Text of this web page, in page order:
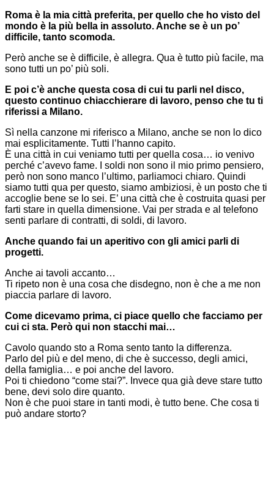
Roma è la mia città preferita, per quello che ho visto del
mondo è la più bella in assoluto. Anche se è un po’
difficile, tanto scomoda.
Però anche se è difficile, è allegra. Qua è tutto più facile, ma
sono tutti un po’ più soli.
E poi c’è anche questa cosa di cui tu parli nel disco,
questo continuo chiacchierare di lavoro, penso che tu ti
riferissi a Milano.
Sì nella canzone mi riferisco a Milano, anche se non lo dico
mai esplicitamente. Tutti l’hanno capito.
È una città in cui veniamo tutti per quella cosa… io venivo
perché c’avevo fame. I soldi non sono il mio primo pensiero,
però non sono manco l’ultimo, parliamoci chiaro. Quindi
siamo tutti qua per questo, siamo ambiziosi, è un posto che ti
accoglie bene se lo sei. E’ una città che è costruita quasi per
farti stare in quella dimensione. Vai per strada e al telefono
senti parlare di contratti, di soldi, di lavoro.
Anche quando fai un aperitivo con gli amici parli di
progetti.
Anche ai tavoli accanto…
Ti ripeto non è una cosa che disdegno, non è che a me non
piaccia parlare di lavoro.
Come dicevamo prima, ci piace quello che facciamo per
cui ci sta. Però qui non stacchi mai…
Cavolo quando sto a Roma sento tanto la differenza.
Parlo del più e del meno, di che è successo, degli amici,
della famiglia… e poi anche del lavoro.
Poi ti chiedono “come stai?”. Invece qua già deve stare tutto
bene, devi solo dire quanto.
Non è che puoi stare in tanti modi, è tutto bene. Che cosa ti
può andare storto?